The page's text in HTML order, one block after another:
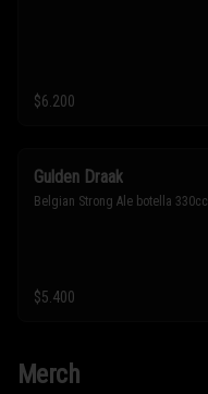
$6.200
Gulden Draak
Belgian Strong Ale botella 330cc
$5.400
Merch